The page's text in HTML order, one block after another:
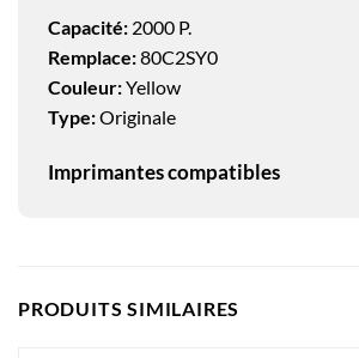
Capacité: 2000 P.
Remplace:80C2SY0
Couleur:Yellow
Type:Originale
Imprimantes compatibles
PRODUITS SIMILAIRES